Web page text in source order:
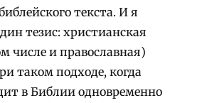
текста. И я
тезис: христианская
числе и православная)
таком подходе, когда
в Библии одновременно